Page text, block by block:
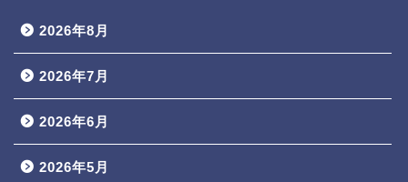
2026年8月
2026年7月
2026年6月
2026年5月